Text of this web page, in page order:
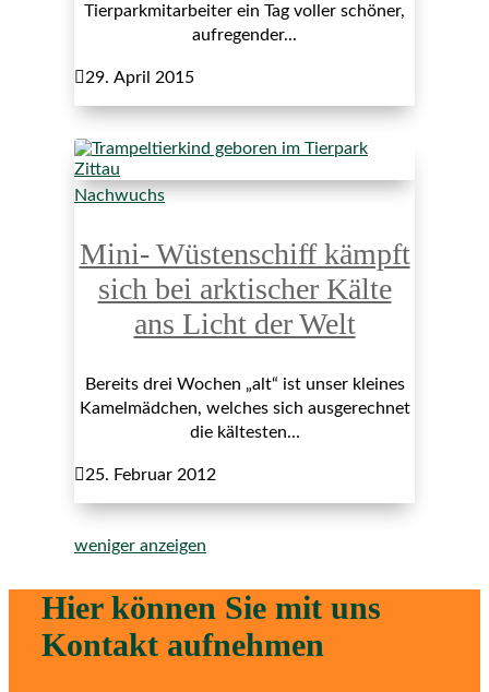
Tierparkmitarbeiter ein Tag voller schöner,
aufregender...
29. April 2015
Nachwuchs
Mini- Wüstenschiff kämpft
sich bei arktischer Kälte
ans Licht der Welt
Bereits drei Wochen „alt“ ist unser kleines
Kamelmädchen, welches sich ausgerechnet
die kältesten...
25. Februar 2012
weniger anzeigen
Hier können Sie mit uns
Kontakt aufnehmen